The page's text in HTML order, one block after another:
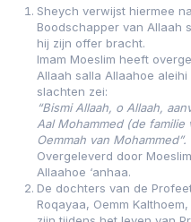
Sheych verwijst hiermee
Boodschapper van Allaah
hij zijn offer bracht.
Imam Moeslim heeft
Allaah salla Allaahoe
slachten zei:
“Bismi Allaah, o Allaah,
Aal Mohammed (de
Oemmah van Mohammed”.
Overgeleverd door
Allaahoe ‘anhaa.
De dochters van de
Roqayaa, Oemm